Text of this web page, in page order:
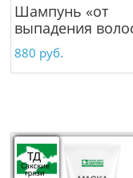
Шампунь «от
выпадения
880 руб.